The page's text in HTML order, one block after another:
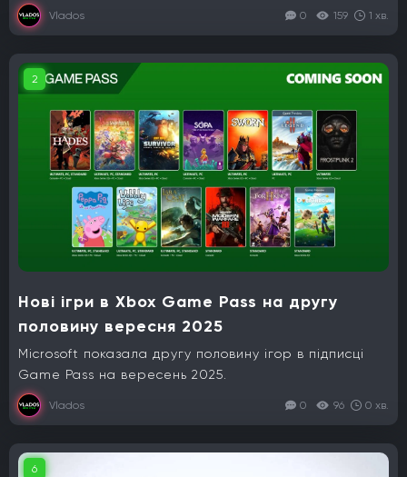
Vlados 0 159 1 хв.
2
Нові ігри в Xbox Game Pass на другу
половину вересня 2025
Microsoft показала другу половину ігор в підписці
Game Pass на вересень 2025.
Vlados 0 96 0 хв.
6